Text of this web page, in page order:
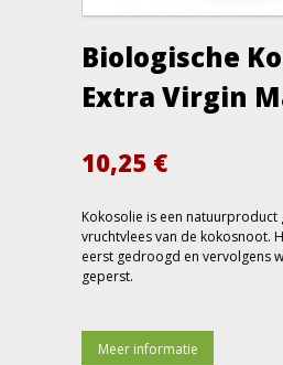
Biologische
Extra Virgin
10,25 €
Kokosolie is een natuurproduct
vruchtvlees van de kokosnoot.
eerst gedroogd en vervolgens
geperst.
Meer informatie